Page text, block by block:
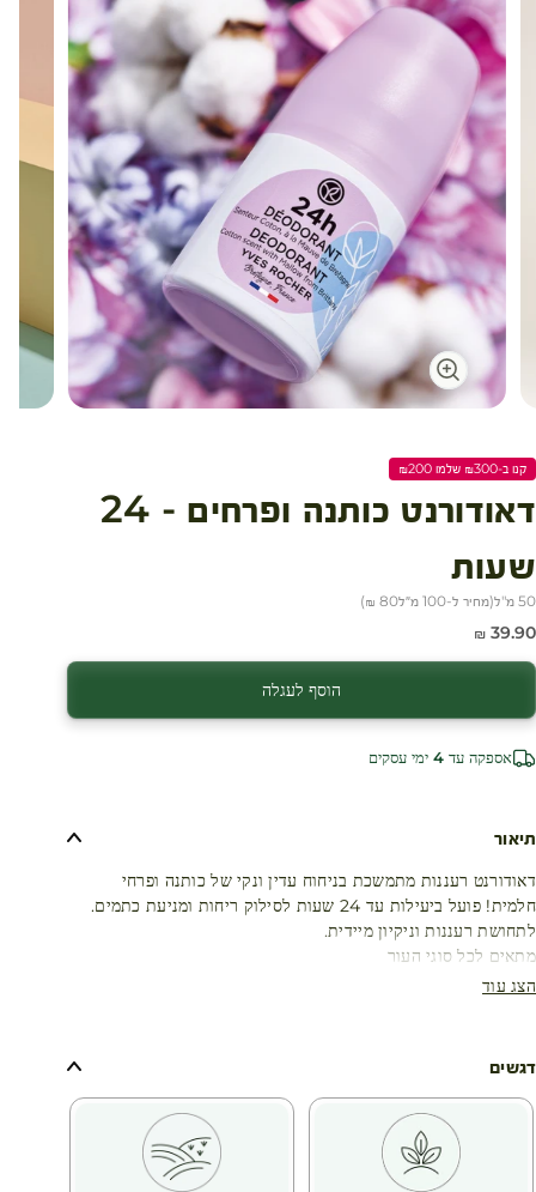
עגלת קניות
קנו ב-₪300 שלמו ₪200
דאודורנט כותנה ופרחים - 24
שעות
50 מ"ל (מחיר ל-100 מ״ל 80 ₪
)
מחיר מבצע
39.90 ₪
הוסף לעגלה
אספקה עד 4 ימי עסקים
תיאור
דאודורנט רעננות מתמשכת בניחוח עדין ונקי של כותנה ופרחי
חלמית! פועל ביעילות עד 24 שעות לסילוק ריחות ומניעת כתמים.
לתחושת רעננות וניקיון מיידית.
מתאים לכל סוגי העור
הצג עוד
דגשים